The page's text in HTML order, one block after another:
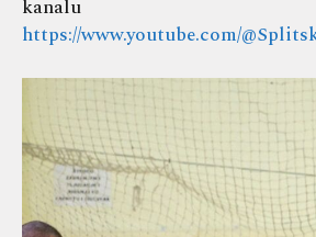
kanalu
https://www.youtube.com/